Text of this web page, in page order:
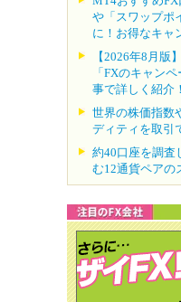
や「スワップポ
に！お得なキャ
【2026年8月版
「FXのキャン
事で詳しく紹介！
世界の株価指数
ディティを取引
約40口座を調査
む12通貨ペアの